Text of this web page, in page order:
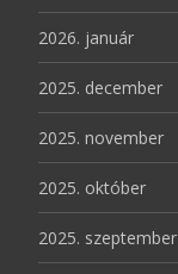
2026. január
2025. december
2025. november
2025. október
2025. szeptember